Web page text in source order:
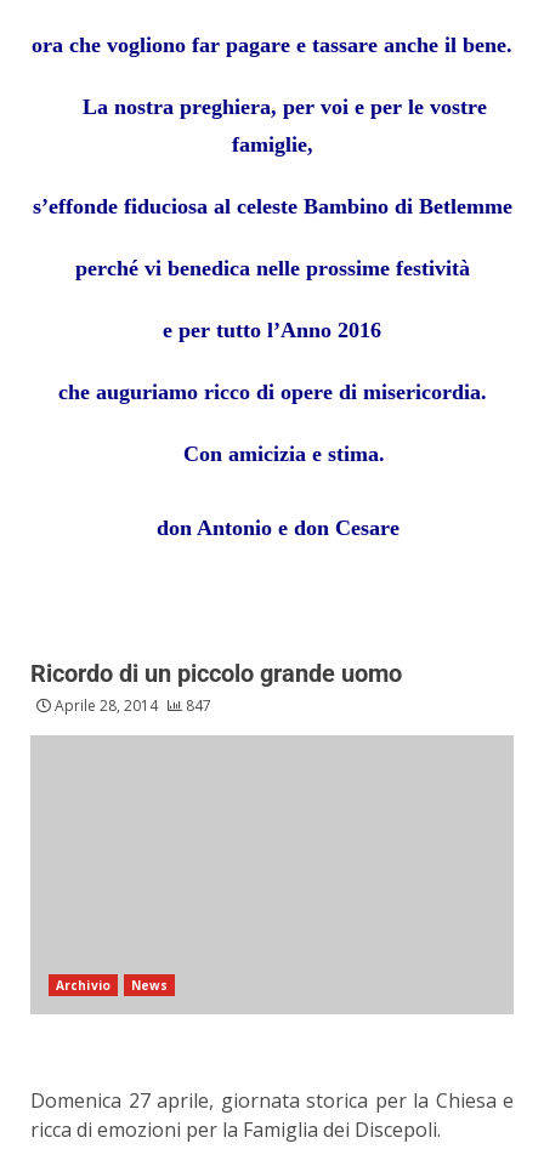
ora che vogliono far pagare e tassare anche il bene.
La nostra preghiera, per voi e per le vostre
famiglie,
s’effonde fiduciosa al celeste Bambino di Betlemme
perché vi benedica nelle prossime festività
e per tutto l’Anno 2016
che auguriamo ricco di opere di misericordia.
Con amicizia e stima.
don Antonio e don Cesare
Ricordo di un piccolo grande uomo
Aprile 28, 2014 847
Archivio News
Domenica 27 aprile, giornata storica per la Chiesa e
ricca di emozioni per la Famiglia dei Discepoli.